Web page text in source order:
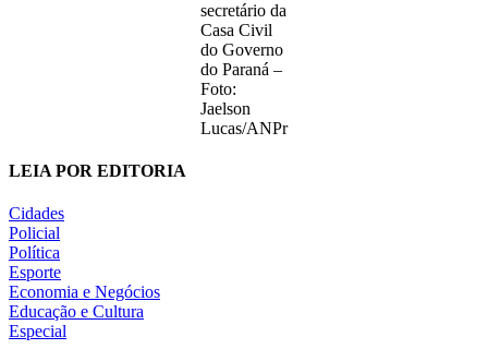
secretário da
Casa Civil
do Governo
do Paraná –
Foto:
Jaelson
Lucas/ANPr
LEIA POR EDITORIA
Cidades
Policial
Política
Esporte
Economia e Negócios
Educação e Cultura
Especial